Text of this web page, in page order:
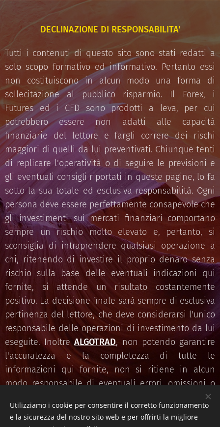
DECLINAZIONE DI RESPONSABILITA'
Tutti i contenuti di questo sito sono stati redatti a
solo scopo formativo ed informativo. Pertanto essi
non costituiscono in alcun modo una forma di
sollecitazione al pubblico risparmio. Il Forex, i
Futures ed i CFD sono prodotti a leva, per cui
potrebbero essere non adatti alle capacità
finanziarie del lettore e fargli correre dei rischi
maggiori di quelli da lui preventivati. Chiunque tenti
di replicare l'operatività o di seguire le previsioni e
gli eventuali consigli riportati in queste pagine, lo fa
sotto la sua totale ed esclusiva responsabilità. Ogni
persona deve essere perfettamente consapevole che
gli investimenti sui mercati finanziari comportano
sempre un rischio molto elevato e, pertanto, si
sconsiglia di intraprendere qualsiasi operazione a
chi, ritenendo di investire il proprio denaro senza
rischio sulla base delle eventuali indicazioni qui
fornite, si attende un risultato costantemente
positivo. La decisione finale sarà sempre di esclusiva
pertinenza del lettore, che deve considerarsi l'unico
responsabile delle operazioni di investimento da lui
eseguite. InoltreALGOTRAD, non potendo garantire
l'accuratezza e la completezza di tutte le
informazioni qui fornite, non si ritiene in alcun
modo responsabile di eventuali errori, omissioni o
Utilizziamo i cookie per consentire il corretto funzionamento
e la sicurezza del nostro sito web e per offrirti la migliore